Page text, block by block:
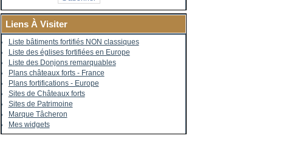
Liens À Visiter
Liste bâtiments fortifiés NON classiques
Liste des églises fortifiées en Europe
Liste des Donjons remarquables
Plans châteaux forts - France
Plans fortifications - Europe
Sites de Châteaux forts
Sites de Patrimoine
Marque Tâcheron
Mes widgets